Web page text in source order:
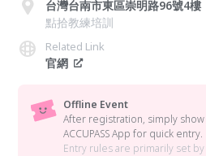
台灣台南市東區崇明路96號4樓
點拾教練培訓
Related Link
官網
Offline Event
After registration, simply
ACCUPASS App for quick entry.
Entry rules are primarily set